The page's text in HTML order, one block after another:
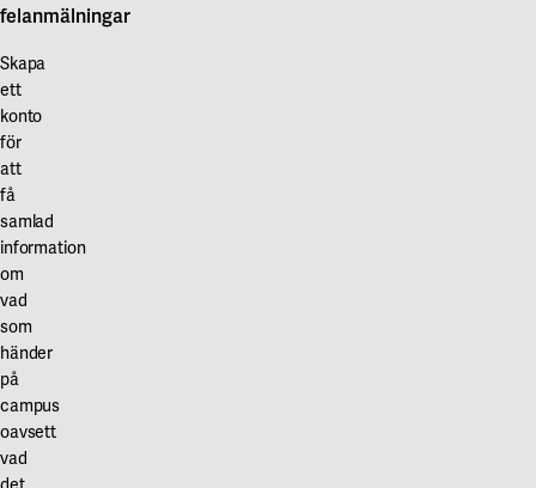
felanmälningar
Skapa
ett
konto
för
att
få
samlad
information
om
vad
som
händer
på
campus
oavsett
vad